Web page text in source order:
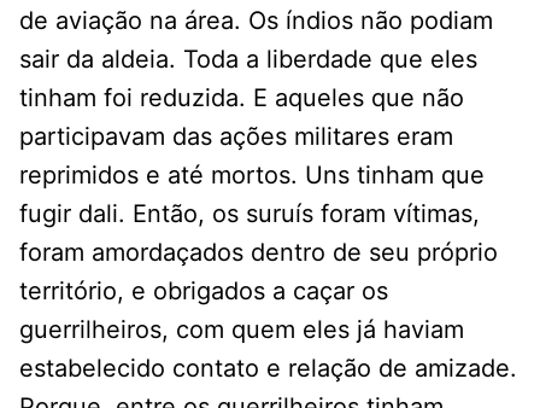
de aviação na área. Os índios não podiam
sair da aldeia. Toda a liberdade que eles
tinham foi reduzida. E aqueles que não
participavam das ações militares eram
reprimidos e até mortos. Uns tinham que
fugir dali. Então, os suruís foram vítimas,
foram amordaçados dentro de seu próprio
território, e obrigados a caçar os
guerrilheiros, com quem eles já haviam
estabelecido contato e relação de amizade.